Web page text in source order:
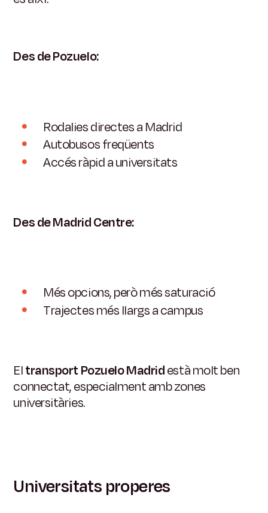
Des de Pozuelo:
Rodalies directes a Madrid
Autobusos freqüents
Accés ràpid a universitats
Des de Madrid Centre:
Més opcions, però més saturació
Trajectes més llargs a campus
Eltransport Pozuelo Madridestà molt ben
connectat, especialment amb zones
universitàries.
Universitats properes